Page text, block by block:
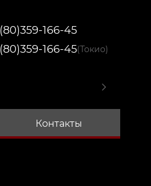
166-45
166-45(Токио)
Контакты